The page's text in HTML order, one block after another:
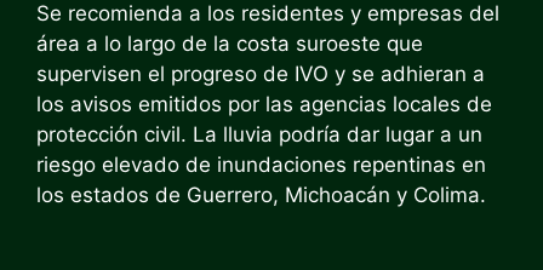
Se recomienda a los residentes y empresas del
área a lo largo de la costa suroeste que
supervisen el progreso de IVO y se adhieran a
los avisos emitidos por las agencias locales de
protección civil. La lluvia podría dar lugar a un
riesgo elevado de inundaciones repentinas en
los estados de Guerrero, Michoacán y Colima.